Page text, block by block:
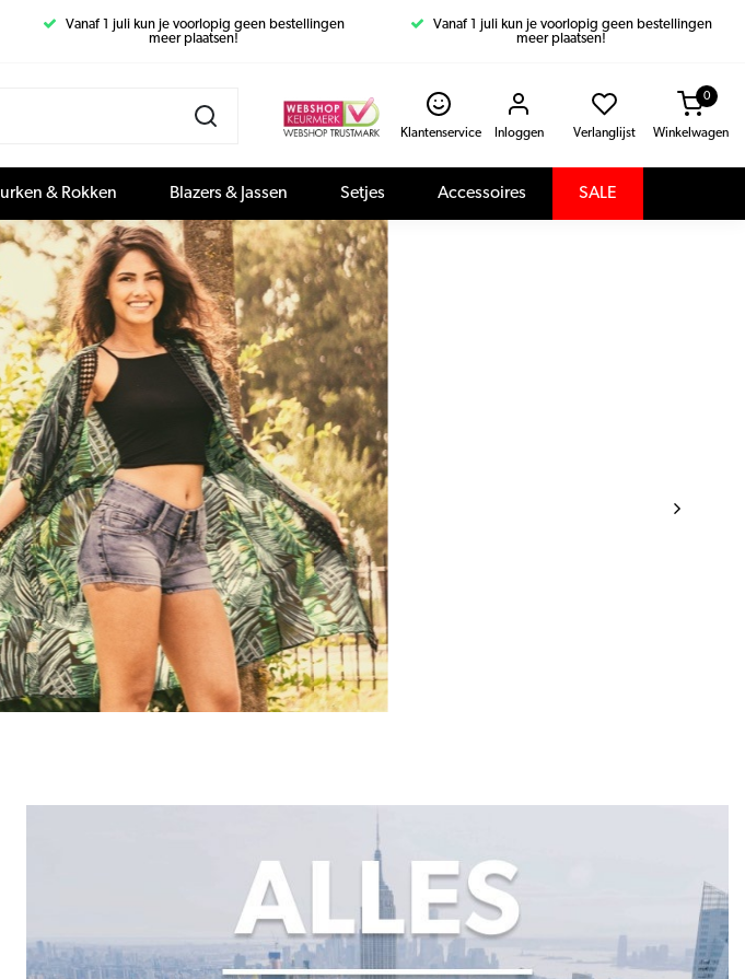
Vanaf 1 juli kun je voorlopig geen bestellingen
meer plaatsen!
Vanaf 1 juli kun je voorlopig geen bestellingen
meer plaatsen!
Klantenservice Inloggen Verlanglijst Winkelwagen
0
Jurken & Rokken Blazers & Jassen Setjes Accessoires SALE